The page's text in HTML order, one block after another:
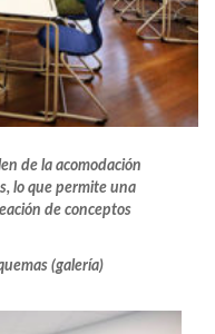
de la acomodación
lo que permite una
de conceptos
(galería)